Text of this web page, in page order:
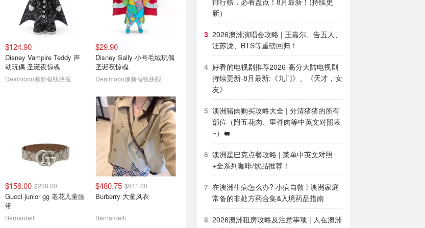
$124.90
Disney Vampire Teddy 声
动玩偶 圣诞夜惊魂
Dealmoon澳新省钱快报
$29.90
Disney Sally 小号毛绒玩偶
圣诞夜惊魂
Dealmoon澳新省钱快报
$156.00 $208.00
Gucci junior gg 老花儿童腰
带
Bernardelli
$480.75 $641.00
Burberry 大童风衣
Bernardelli
新）
2026澳洲演唱会攻略 | 王嘉尔、告五人、
汪苏泷、BTS等重磅回归！
好看的电视剧推荐2026-高分大陆电视剧
持续更新-8月最新:《九门》、《天才，女
友》
澳洲猪肉购买攻略大全 | 分清猪猪的所有
部位（附五花肉、里脊肉等中英文对照表
~）🐖
澳洲星巴克点餐攻略 | 菜单中英文对照
+全系列咖啡/饮品推荐！
在澳洲生病怎么办? 小病自救 | 澳洲家庭
常备的非处方药合集&入境药品指南
2026澳洲租房攻略及注意事项 | 人在澳洲